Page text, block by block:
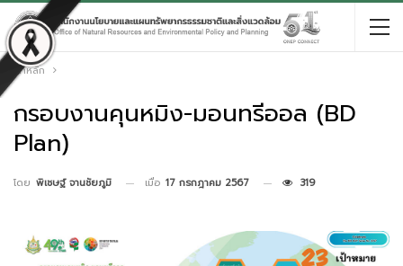
หน้าหลัก
กรอบงานคุนหมิง-มอนทรีออล (BD
Plan)
โดย พิเชษฐ์ จานชัยภูมิ เมื่อ 17 กรกฎาคม 2567 319